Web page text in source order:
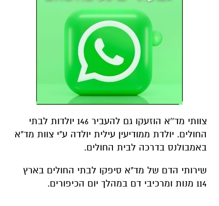
צוותי מד''א הוזעקו גם להעביר 146 יולדות לבתי
החולים. יולדת ממודיעין עילית יולדה ע"י צוות מד"א
באמבולנס בדרכה לבית החולים.
שירותי הדם של מד"א סיפקו לבתי החולים בארץ
114 מנות ומרכיבי דם במהלך יום הכיפורים.